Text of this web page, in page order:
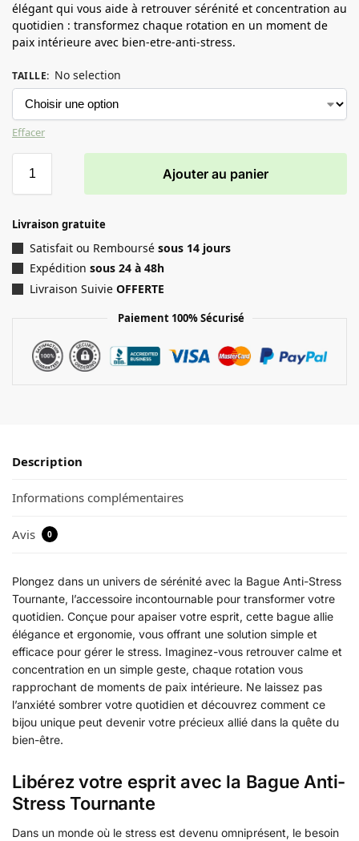
élégant qui vous aide à retrouver sérénité et concentration au
quotidien : transformez chaque rotation en un moment de
paix intérieure avec bien-etre-anti-stress.
TAILLE: No selection
Effacer
Ajouter au panier
Livraison gratuite
Satisfait ou Remboursé sous 14 jours
Expédition sous 24 à 48h
Livraison Suivie OFFERTE
Paiement 100% Sécurisé
Description
Informations complémentaires
Avis 0
Plongez dans un univers de sérénité avec la Bague Anti-Stress
Tournante, l’accessoire incontournable pour transformer votre
quotidien. Conçue pour apaiser votre esprit, cette bague allie
élégance et ergonomie, vous offrant une solution simple et
efficace pour gérer le stress. Imaginez-vous retrouver calme et
concentration en un simple geste, chaque rotation vous
rapprochant de moments de paix intérieure. Ne laissez pas
l’anxiété sombrer votre quotidien et découvrez comment ce
bijou unique peut devenir votre précieux allié dans la quête du
bien-être.
Libérez votre esprit avec la Bague Anti-
Stress Tournante
Dans un monde où le stress est devenu omniprésent, le besoin